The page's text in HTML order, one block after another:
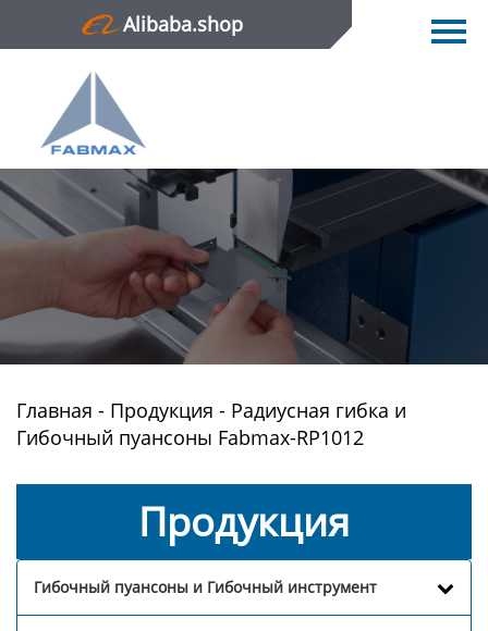
Alibaba.shop
Главная
Продукция
Новости
О нас
Контактная информация
Главная - Продукция - Радиусная гибка и
Гибочный пуансоны Fabmax-RP1012
Продукция
Гибочный пуансоны и Гибочный инструмент